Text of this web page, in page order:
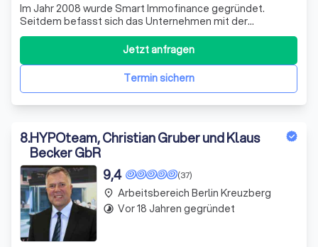
Im Jahr 2008 wurde Smart Immofinance gegründet.
Seitdem befasst sich das Unternehmen mit der
kundenorientierten Beratung und Vermittlung von
Immobilienfinanzierungen sowie Darlehen (zum Beispiel
Konsumentendarlehen) im privaten Bereich. Dabei stehen
nicht der Absatz, sondern der Bedarf sowie die Wün
Termin sichern
Jetzt anfragen
8.HYPOteam, Christian Gruber und Klaus
Becker GbR
(37)
9,4
place Arbeitsbereich Berlin Kreuzberg
timelapse Vor 18 Jahren gegründet